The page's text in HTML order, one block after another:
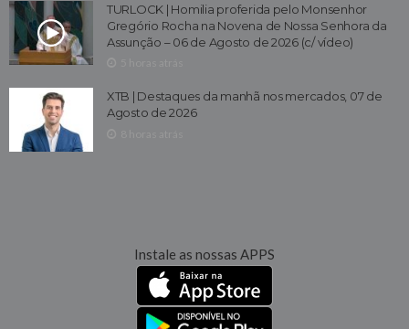
TURLOCK | Homilia proferida pelo Monsenhor
Gregório Rocha na Novena de Nossa Senhora da
Assunção – 06 de Agosto de 2026 (c/ vídeo)
XTB | Destaques da manhã nos mercados, 07 de
Agosto de 2026
Instale as nossas APPS